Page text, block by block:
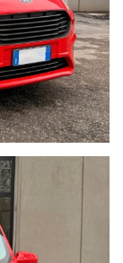
attenzione;